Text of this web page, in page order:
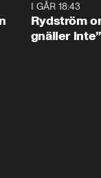
I GÅR 18:43
Rydström
gnäller inte”